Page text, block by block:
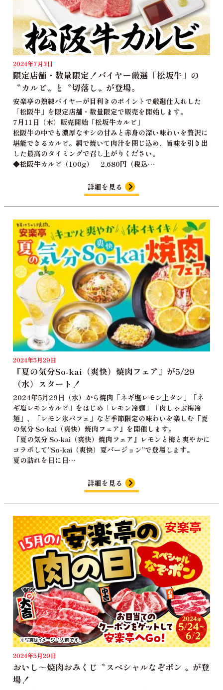
2024年7月3日
限定店舗・数量限定！バイヤー厳選「松坂牛」の
〝カルビ〟と〝切落し〟が登場。
安楽亭の熟練バイヤーが目利きのポイントで厳選仕入れした
「松阪牛」を限定店舗・数量限定で販売を開始します。
7月11日（木）販売開始「松坂牛カルビ」
松阪牛の中でも濃厚なサシの甘みと赤身の深い味わいを贅沢に
堪能できるカルビ。網で焼いて肉汁を閉じ込め、旨味を引き出
した最高のタイミングで召し上がりください。
◆松阪牛カルビ（100g） 2,680円（税込…
詳細を見る
2024年5月29日
『夏の気分So-kai（爽快）焼肉フェア』が5/29
（水）スタート！
2024年5月29日（水）から焼肉「ネギ塩レモン上タン」「ネ
ギ塩レモンカルビ」をはじめ「レモン冷麺」「肉しゃぶ梅冷
麺」、「レモン氷パフェ」など季節限定の味わいを楽しむ『夏
の気分 So-kai（爽快）焼肉フェア』を開催します。
『夏の気分 So-kai（爽快）焼肉フェア』レモンと梅と爽やかに
コラボして“So-kai（爽快）夏バージョン“で登場します。
夏の訪れを日に日…
詳細を見る
2024年5月29日
おいし～焼肉おみくじ〝スペシャルなぞポン 〟が登
場！